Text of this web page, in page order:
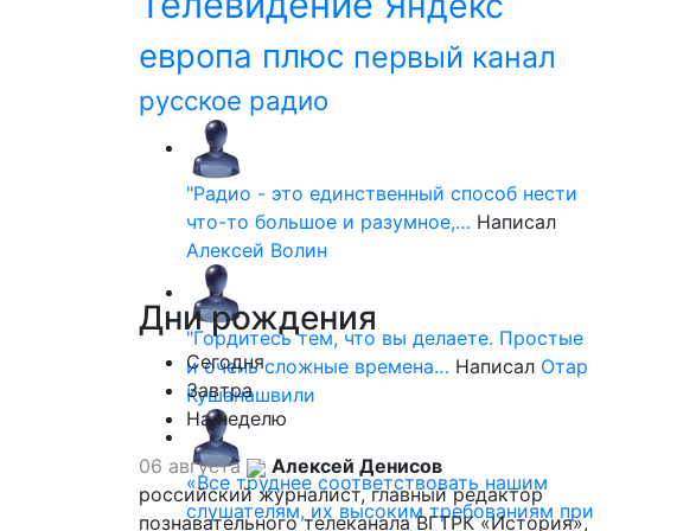
европа плюс первый канал
русское радио
"Радио - это единственный способ нести
что-то большое и разумное,… Написал
Алексей Волин
"Гордитесь тем, что вы делаете. Простые
и очень сложные времена… Написал Отар
Кушанашвили
«Все труднее соответствовать нашим
слушателям, их высоким требованиям при
Днирождения
Сегодня
Завтра
На неделю
06 августа
Алексей Денисов
российский журналист, главный редактор
познавательного телеканала ВГТРК «История»,